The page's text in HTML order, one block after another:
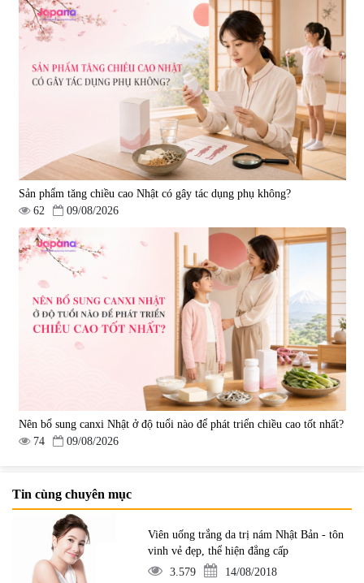
Sản phẩm tăng chiều cao Nhật có gây tác dụng phụ không?
62
09/08/2026
Nên bổ sung canxi Nhật ở độ tuổi nào để phát triển chiều cao tốt nhất?
74
09/08/2026
Tin cùng chuyên mục
Viên uống trắng da trị nám Nhật Bản - tôn
vinh vẻ đẹp, thể hiện đẳng cấp
3.579
14/08/2018